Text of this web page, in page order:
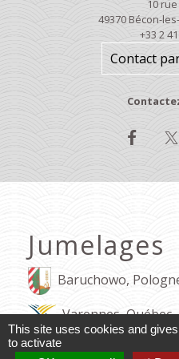
10
49370 Bécon-
+33 2
Contact
Jumelages
Baruchowo,
Varennes, Québec
This site uses cookies and
to activate